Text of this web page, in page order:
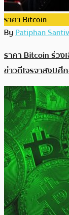
ราคา Bitcoin
ByPatiphan
ราคา Bitcoin ร่ว
ข่าวดีเจรจาสงบศึ